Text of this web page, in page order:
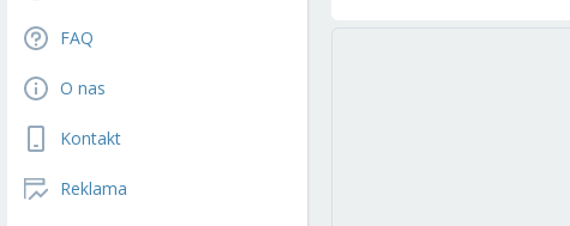
FAQ
O nas
Kontakt
Reklama